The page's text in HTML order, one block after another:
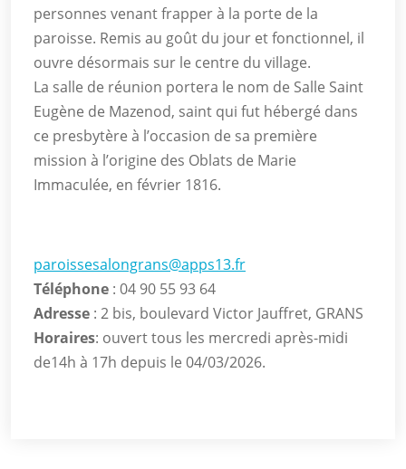
personnes venant frapper à la porte de la
paroisse. Remis au goût du jour et fonctionnel, il
ouvre désormais sur le centre du village.
La salle de réunion portera le nom de Salle Saint
Eugène de Mazenod, saint qui fut hébergé dans
ce presbytère à l’occasion de sa première
mission à l’origine des Oblats de Marie
Immaculée, en février 1816.
paroissesalongrans@apps13.fr
Téléphone : 04 90 55 93 64
Adresse : 2 bis, boulevard Victor Jauffret, GRANS
Horaires: ouvert tous les mercredi après-midi
de14h à 17h depuis le 04/03/2026.